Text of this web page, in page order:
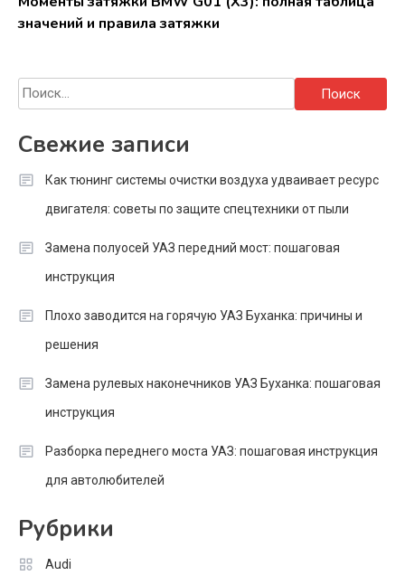
значений и правила затяжки
Найти:
Свежие записи
Как тюнинг системы очистки воздуха удваивает ресурс
двигателя: советы по защите спецтехники от пыли
Замена полуосей УАЗ передний мост: пошаговая
инструкция
Плохо заводится на горячую УАЗ Буханка: причины и
решения
Замена рулевых наконечников УАЗ Буханка: пошаговая
инструкция
Разборка переднего моста УАЗ: пошаговая инструкция
для автолюбителей
Рубрики
Audi